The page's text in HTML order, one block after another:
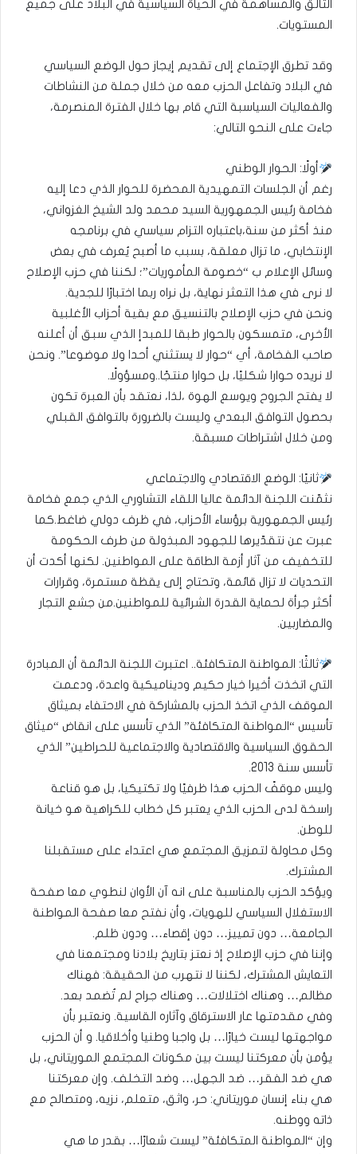
التالق والمساهمة في الحياة السياسية في البلاد على جميع
المستويات.
وقد تطرق الإجتماع إلى تقديم إيجاز حول الوضع السياسي
في البلاد وتفاعل الحزب معه من خلال جملة من النشاطات
والفعاليات السياسبة التي قام بها خلال الفترة المنصرمة،
جاءت على النحو التالي:
أولًا: الحوار الوطني
رغم أن الجلسات التمهيدية المحضرة للحوار الذي دعا إليه
فخامة رئيس الجمهورية السيد محمد ولد الشيخ الغزواني،
منذ أكثر من سنة،باعتباره التزام سياسي في برنامجه
الإنتخابي، ما تزال معلقة، بسبب ما أصبح يُعرف في بعض
وسائل الإعلام ب “خصومة المأموريات”؛ لكننا في حزب الإصلاح
لا نرى في هذا التعثر نهاية، بل نراه ربما اختبارًا للجدية.
ونحن في حزب الإصلاح بالتنسيق مع بقية أحزاب الأغلبية
الأخرى، متمسكون بالحوار طبقا للمبدإ الذي سبق أن أعلنه
صاحب الفخامة، أي “حوار لا يستثني أحدا ولا موضوعا”. ونحن
لا نريده حوارا شكليًا، بل حوارا منتجًا..ومسؤولًا.
لا يفتح الجروح ويوسع الهوة ،لذا، نعتقد بأن العبرة تكون
بحصول التوافق البعدي وليست بالضرورة بالتوافق القبلي
ومن خلال اشتراطات مسبقة.
ثانيًا: الوضع الاقتصادي والاجتماعي
نثمّنت اللجنة الدائمة عاليا اللقاء التشاوري الذي جمع فخامة
رئيس الجمهورية برؤساء الأحزاب، في ظرف دولي ضاغط.كما
عبرت عن نتقدّيرها للجهود المبذولة من طرف الحكومة
للتخفيف من آثار أزمة الطاقة على المواطنين. لكنها أكدت أن
التحديات لا تزال قائمة، وتحتاج إلى يقظة مستمرة، وقرارات
أكثر جرأة لحماية القدرة الشرائية للمواطنين.من جشع التجار
والمضاربين.
ثالثًا: المواطنة المتكافئة.. اعتبرت اللجنة الدائمة أن المبادرة
التي اتخذت أخيرا خيار حكيم وديناميكية واعدة، ودعمت
الموقف الذي اتخذ الحزب بالمشاركة في الاحتفاء بميثاق
تأسيس “المواطنة المتكافئة” الذي تأسس على انقاض “ميثاق
الحقوق السياسية والاقتصادية والاجتماعية للحراطين” الذي
تأسس سنة 2013.
وليس موقفً الحزب هذا ظرفيًا ولا تكتيكيا، بل هو قناعة
راسخة لدى الحزب الذي يعتبر كل خطاب للكراهية هو خيانة
للوطن.
وكل محاولة لتمزيق المجتمع هي اعتداء على مستقبلنا
المشترك.
ويؤكد الحزب بالمناسبة على انه آن الأوان لنطوي معا صفحة
الاستغلال السياسي للهويات، وأن نفتح معا صفحة المواطنة
الجامعة… دون تمييز… دون إقصاء… ودون ظلم.
وإننا في حزب الإصلاح إذ نعتز بتاريخ بلادنا ومجتمعنا في
التعايش المشترك، لكننا لا نتهرب من الحقيقة: فهناك
مظالم… وهناك اختلالات… وهناك جراح لم تُضمد بعد.
وفي مقدمتها عار الاسترقاق وآثاره القاسية. ونعتبر بأن
مواجهتها ليست خيارًا… بل واجبا وطنيا وأخلاقيا. و أن الحزب
يؤمن بأن معركتنا ليست بين مكونات المجتمع الموريتاني، بل
هي ضد الفقر… ضد الجهل… وضد التخلف. وإن معركتنا
هي بناء إنسان موريتاني: حر، واثق، متعلم، نزيه، ومتصالح مع
ذاته ووطنه.
وإن “المواطنة المتكافئة” ليست شعارًا… بقدر ما هي